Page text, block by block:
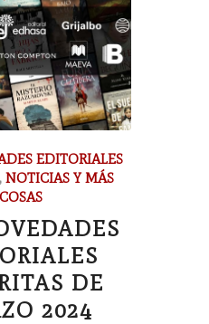
EDITORIALES
NOTICIAS Y MÁS
COSAS
DE
2024